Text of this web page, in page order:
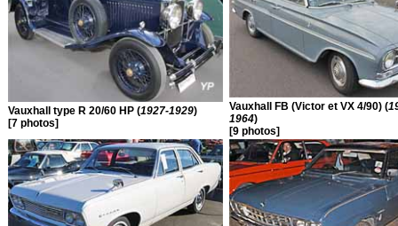
Vauxhall type R 20/60 HP (1927-1929)
[7 photos]
Vauxhall FB (Victor et VX 4/90) (
1964)
[9 photos]